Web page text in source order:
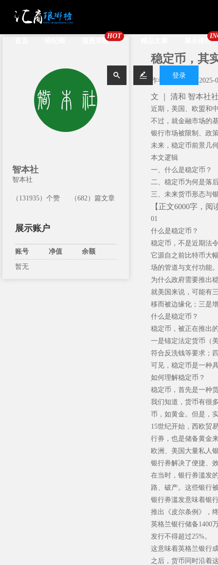
道恩学院
HOT
展示排行
  登录
智本社
智本社
（131935）个赞 （682）篇文章
展示账户
账号 净值 余额
暂无
稳定币，其
作者：智本社 | 2025-
文 ｜ 清和 智本社
近期，美国、欧盟和
不过，就金融市场的
银行市场被限制、政
未来，稳定币前景几
本文逻辑
一、什么是稳定币？
二、稳定币为何是落
三、未来货币形态与
【正文6000字，
01
什么是稳定币？
稳定币，不是近期法
它源自之前比特币大
场的管道与支付功能
为什么政府需要推出
就美国来说，可能有
移而被边缘化；三是
什么是稳定币？
稳定币，被正在推出
一是锚定法定货币（
符合反洗钱等要求；
可见，稳定币是一种
如何理解稳定币？
稳定币，首先是一种
我们知道，货币有很
币，如黄金。但是，
15世纪开始，西欧贸
行券，也是储备黄金
欧洲、美国大量私人
银行券解决了便捷、
在当时，银行券滥发
路、破产。这些银行
银行券滥发意味着银
推出《皮尔条例》，
英格兰银行储备1400
发行不得超过25%。
这意味着英格兰银行
之后，货币同时沿着